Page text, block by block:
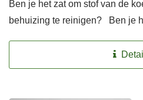
Ben je het zat om stof van de
behuizing te reinigen? Ben je